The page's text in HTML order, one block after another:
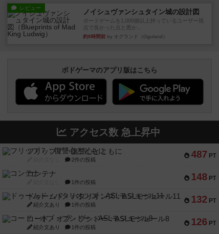
レビュー ノイシュヴァンシュタイン城の設計図
ボードゲームを1,000個以上持っているユーザー視
点で良かった点と悪か...
約9時間前 by オグランド（Oguland）
ボドゲーマのアプリ版はこちら
アクセス数 急上昇中
487 PT
フリップ７：復讐心とともに
2件の投稿
148 PT
コンテナ
1件の投稿
132 PT
ドゥームド・バタリオンズ：ASLモジュール11
紹介文あり 1件の投稿
126 PT
コード・オブ・ブシドー：ASLモジュール8
紹介文あり 1件の投稿